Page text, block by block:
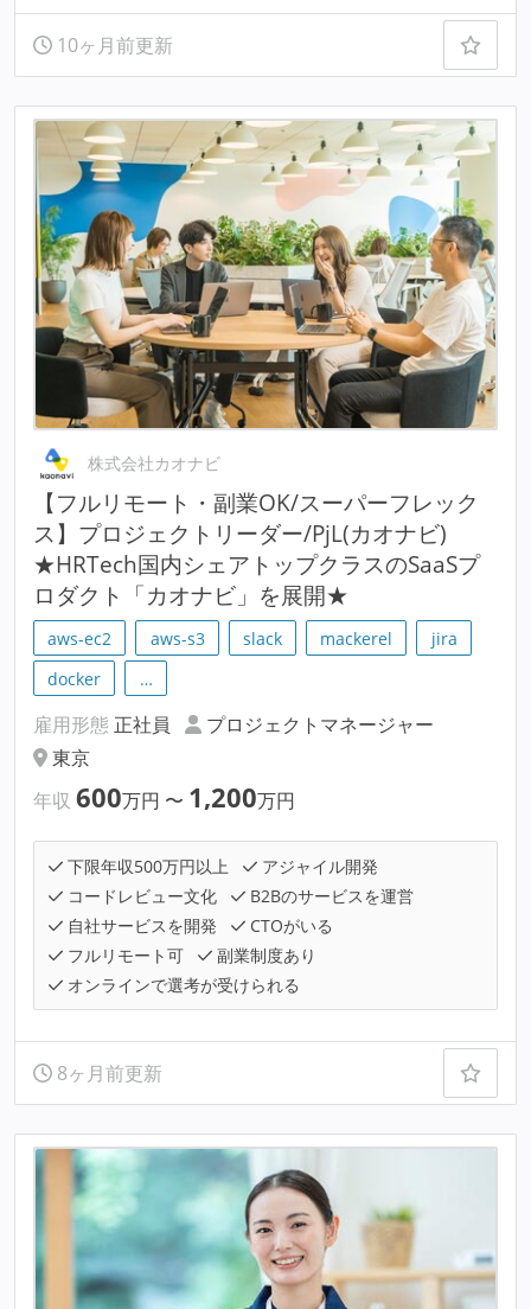
10ヶ月前更新
株式会社カオナビ
【フルリモート・副業OK/スーパーフレック
ス】プロジェクトリーダー/PjL(カオナビ)
★HRTech国内シェアトップクラスのSaaSプ
ロダクト「カオナビ」を展開★
aws-ec2 aws-s3 slack mackerel
jira
docker
…
雇用形態 正社員
プロジェクトマネージャー
東京
年収 600万円 〜 1,200万円
下限年収500万円以上
アジャイル開発
コードレビュー文化
B2Bのサービスを運営
自社サービスを開発
CTOがいる
フルリモート可
副業制度あり
オンラインで選考が受けられる
8ヶ月前更新